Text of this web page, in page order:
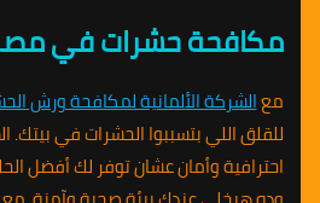
مكافحة حشرات في
معالشركة الألمانية لمكافحة ورش
للقلق اللي بتسببوا الحشرات في
احترافية وأمان عشان توفر لك أفضل